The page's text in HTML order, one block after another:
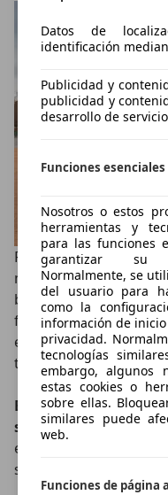
Datos de
identificación
Publicidad y
publicidad y
desarrollo de
Funciones
Nosotros o estos
herramientas y
para las funciones
garantizar su
Normalmente, se
del usuario para
como la
información de
privacidad.
tecnologías
embargo, algunos
estas cookies o
sobre ellas.
similares puede
web.
Funciones de página
Por lo demás, el Lexus
mismo que ya
berlinas para viajar
facilidad de uso, la
el equilibrio entre
todo, el tremendo
El Lexus ES 300h es
silenciosos y
equipamiento es muy
su precio y sus rivales.